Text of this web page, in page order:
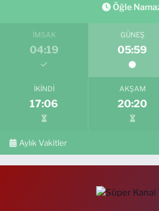
Öğle
İMSAK
04:19
GÜNEŞ
05:59
İKINDI
17:06
AKŞAM
20:20
Aylık Vakitler